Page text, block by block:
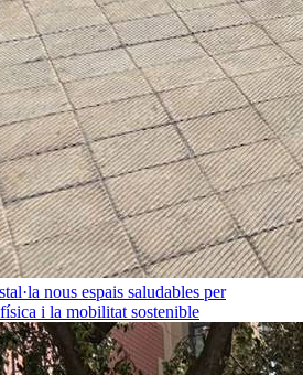
nous espais saludables per
i la mobilitat sostenible